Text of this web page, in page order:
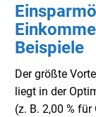
Beispiele
Der größte
liegt in der
(z. B. 2,00 %